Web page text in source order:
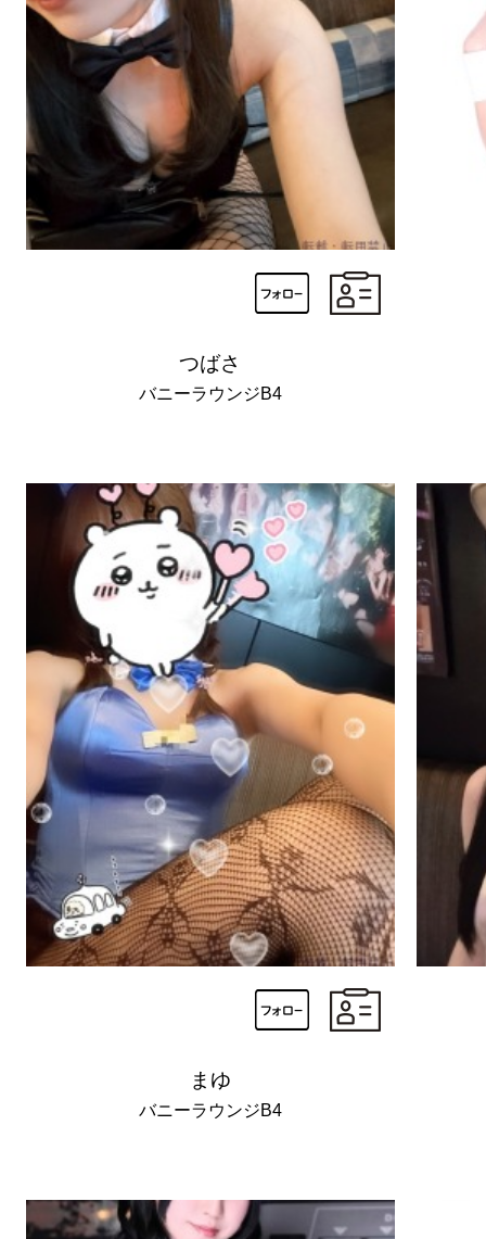
つばさ
バニーラウンジB4
まゆ
バニーラウンジB4